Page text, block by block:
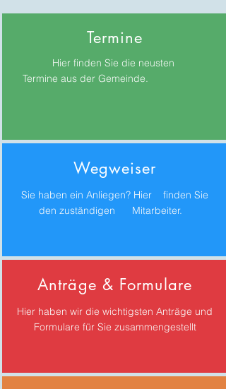
Termine
Hier finden Sie die neusten
Termine aus der Gemeinde.
Wegweiser
Sie haben ein Anliegen? Hier finden Sie
den zuständigen Mitarbeiter.
Anträge & Formulare
Hier haben wir die wichtigsten Anträge und
Formulare für Sie zusammengestellt